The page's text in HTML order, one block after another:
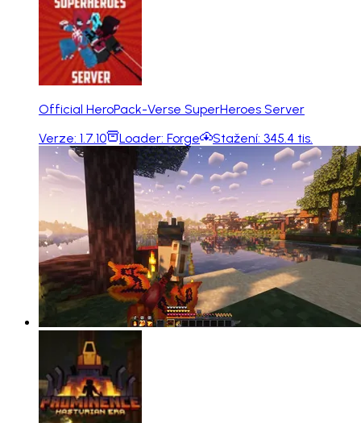
Official HeroPack-Verse SuperHeroes Server
Verze: 1.7.10 Loader: Forge Stažení: 345.4 tis.